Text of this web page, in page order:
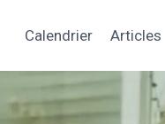
Calendrier Articles